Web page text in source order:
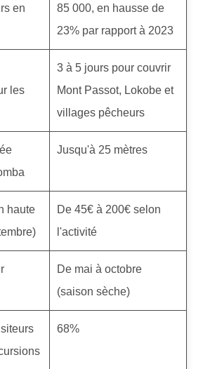
en
85 000, en hausse de
23% par rapport à 2023
les
3 à 5 jours pour couvrir
Mont Passot, Lokobe et
villages pêcheurs
Jusqu'à 25 mètres
haute
De 45€ à 200€ selon
l'activité
De mai à octobre
(saison sèche)
68%